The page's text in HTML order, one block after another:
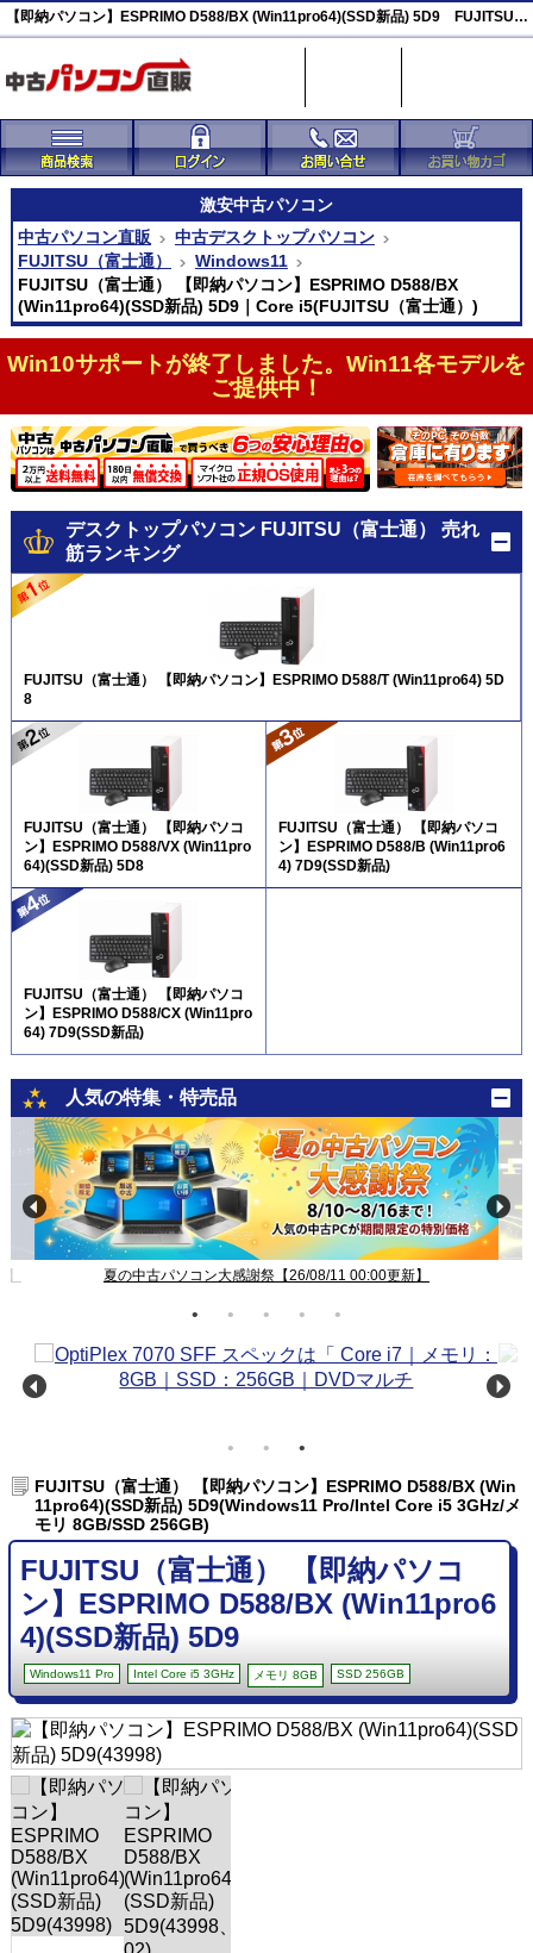
【即納パソコン】ESPRIMO D588/BX (Win11pro64)(SSD新品) 5D9 FUJITSU（富士通） 激安(43998)
激安中古パソコン
中古パソコン直販
中古デスクトップパソコン
FUJITSU（富士通）
Windows11
FUJITSU（富士通） 【即納パソコン】ESPRIMO D588/BX
(Win11pro64)(SSD新品) 5D9｜Core i5(FUJITSU（富士通）)
Win10サポートが終了しました。Win11各モデルを
ご提供中！
デスクトップパソコン FUJITSU（富士通） 売れ
筋ランキング
FUJITSU（富士通） 【即納パソコン】ESPRIMO D588/T (Win11pro64) 5D
8
FUJITSU（富士通） 【即納パソコ
ン】ESPRIMO D588/VX (Win11pro
64)(SSD新品) 5D8
FUJITSU（富士通） 【即納パソコ
ン】ESPRIMO D588/B (Win11pro6
4) 7D9(SSD新品)
FUJITSU（富士通） 【即納パソコ
ン】ESPRIMO D588/CX (Win11pro
64) 7D9(SSD新品)
人気の特集・特売品
夏の中古パソコン大感謝祭【26/08/11 00:00更新】
FUJITSU（富士通） 【即納パソコン】ESPRIMO D588/BX (Win
11pro64)(SSD新品) 5D9(Windows11 Pro/Intel Core i5 3GHz/メ
モリ 8GB/SSD 256GB)
FUJITSU（富士通） 【即納パソコ
ン】ESPRIMO D588/BX (Win11pro6
4)(SSD新品) 5D9
Windows11 Pro Intel Core i5 3GHz メモリ 8GB SSD 256GB